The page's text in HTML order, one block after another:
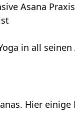
Asana Praxis
in all seinen
Hier